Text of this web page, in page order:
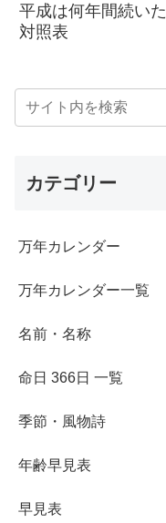
平成は何年間続い
対照表
カテゴリー
万年カレンダー
万年カレンダー一覧
名前・名称
命日 366日 一覧
季節・風物詩
年齢早見表
早見表